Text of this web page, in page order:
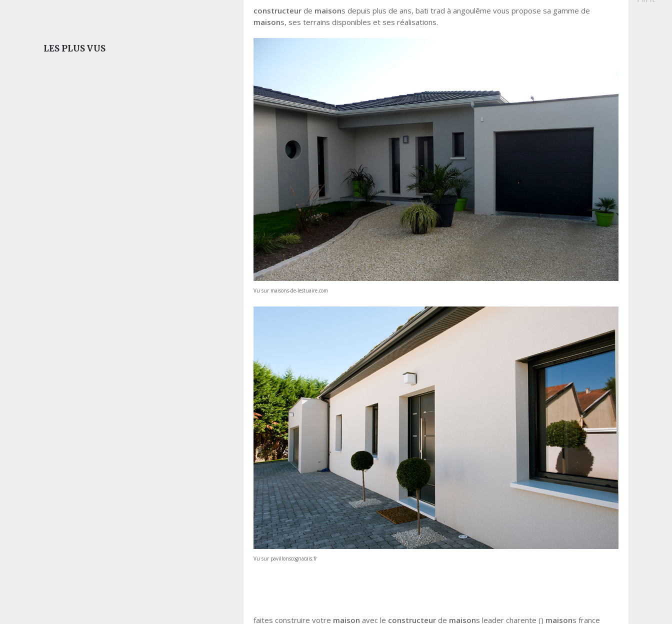
constructeur de maisons depuis plus de ans, bati trad à angoulême vous propose sa gamme de
maisons, ses terrains disponibles et ses réalisations.
Vu sur maisons-de-lestuaire.com
Vu sur pavillonscognacais.fr
faites construire votre maison avec le constructeur de maisons leader charente () maisons france
LES PLUS VUS